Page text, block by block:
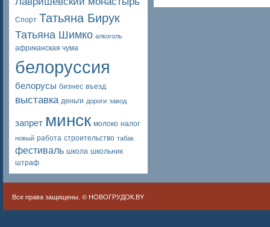
Спорт Татьяна Бирук
Татьяна Шимко алкоголь
африканская чума
белоруссия
белорусы бизнес въезд
выставка деньги дороги завод
запрет минск молоко налог
новый работа строительство табак
фестиваль школа школьник
штраф
Все права защищены. © НОВОГРУДОК.BY